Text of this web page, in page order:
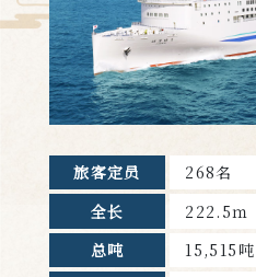
旅客定员
268名
全长
222.5ｍ
总吨
15,515吨